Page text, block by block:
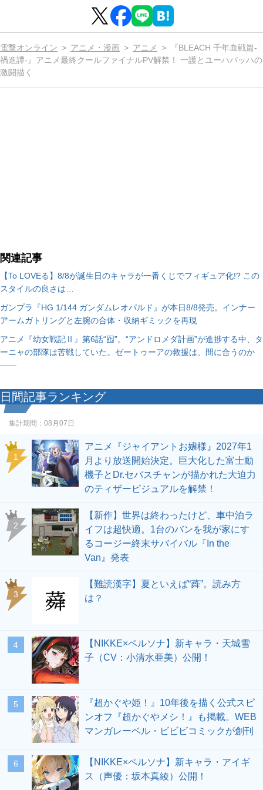
電撃オンライン アニメ・漫画 アニメ
『BLEACH 千年血戦篇-
禍進譚-』アニメ最終クールファイナルPV解禁！ 一護とユーハバッハの
激闘描く
関連記事
【To LOVEる】8/8が誕生日のキャラが一番くじでフィギュア化!? この
スタイルの良さは…
ガンプラ『HG 1/144 ガンダムレオパルド』が本日8/8発売。インナー
アームガトリングと左腕の合体・収納ギミックを再現
アニメ『幼女戦記Ⅱ』第6話“囮”。“アンドロメダ計画”が進捗する中、タ
ーニャの部隊は苦戦していた。ゼートゥーアの救援は、間に合うのか
――
日間記事ランキング
集計期間： 08月07日
1
アニメ『ジャイアントお嬢様』2027年1
月より放送開始決定。巨大化した富士動
機子とDr.セバスチャンが描かれた大迫力
のティザービジュアルを解禁！
2
【新作】世界は終わったけど、車中泊ラ
イフは超快適。1台のバンを我が家にす
るコージー終末サバイバル『In the
Van』発表
3
【難読漢字】夏といえば“蕣”。読み方
は？
4
【NIKKE×ペルソナ】新キャラ・天城雪
子（CV：小清水亜美）公開！
5
『超かぐや姫！』10年後を描く公式スピ
ンオフ『超かぐやメシ！』も掲載。WEB
マンガレーベル・ビビビコミックが創刊
6
【NIKKE×ペルソナ】新キャラ・アイギ
ス（声優：坂本真綾）公開！